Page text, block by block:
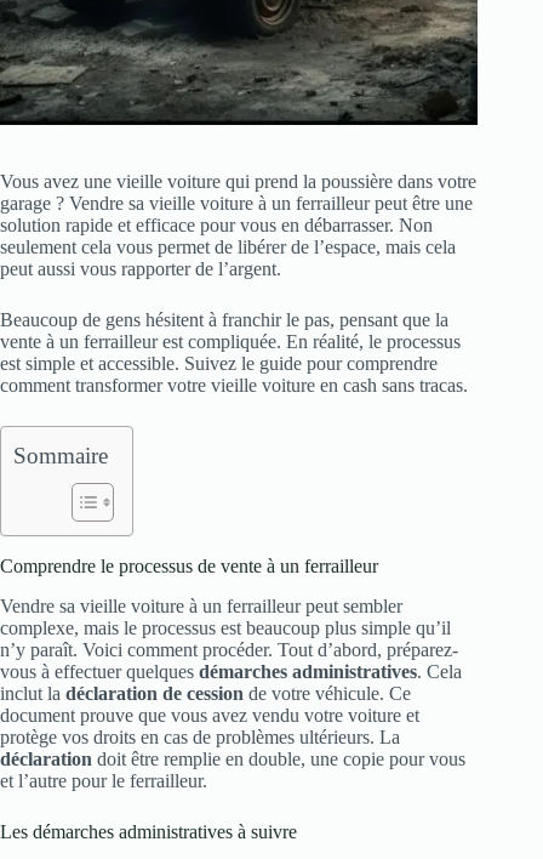
Vous avez une vieille voiture qui prend la poussière dans votre
garage ? Vendre sa vieille voiture à un ferrailleur peut être une
solution rapide et efficace pour vous en débarrasser. Non
seulement cela vous permet de libérer de l’espace, mais cela
peut aussi vous rapporter de l’argent.
Beaucoup de gens hésitent à franchir le pas, pensant que la
vente à un ferrailleur est compliquée. En réalité, le processus
est simple et accessible. Suivez le guide pour comprendre
comment transformer votre vieille voiture en cash sans tracas.
Sommaire
Comprendre le processus de vente à un ferrailleur
Vendre sa vieille voiture à un ferrailleur peut sembler
complexe, mais le processus est beaucoup plus simple qu’il
n’y paraît. Voici comment procéder. Tout d’abord, préparez-
vous à effectuer quelques démarches administratives. Cela
inclut la déclaration de cession de votre véhicule. Ce
document prouve que vous avez vendu votre voiture et
protège vos droits en cas de problèmes ultérieurs. La
déclaration doit être remplie en double, une copie pour vous
et l’autre pour le ferrailleur.
Les démarches administratives à suivre